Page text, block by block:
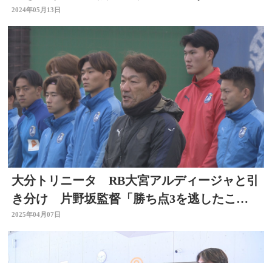
2024年05月13日
大分トリニータ RB大宮アルディージャと引
き分け 片野坂監督「勝ち点3を逃したこと
が本当に悔しい」
2025年04月07日